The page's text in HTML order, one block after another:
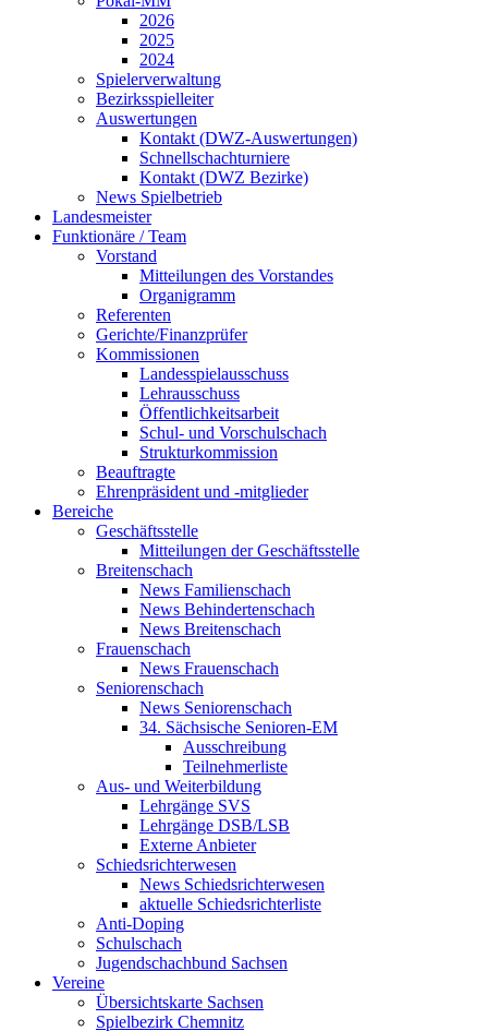
2026
2025
2024
Spielerverwaltung
Bezirksspielleiter
Auswertungen
Kontakt (DWZ-Auswertungen)
Schnellschachturniere
Kontakt (DWZ Bezirke)
News Spielbetrieb
Landesmeister
Funktionäre / Team
Vorstand
Mitteilungen des Vorstandes
Organigramm
Referenten
Gerichte/Finanzprüfer
Kommissionen
Landesspielausschuss
Lehrausschuss
Öffentlichkeitsarbeit
Schul- und Vorschulschach
Strukturkommission
Beauftragte
Ehrenpräsident und -mitglieder
Bereiche
Geschäftsstelle
Mitteilungen der Geschäftsstelle
Breitenschach
News Familienschach
News Behindertenschach
News Breitenschach
Frauenschach
News Frauenschach
Seniorenschach
News Seniorenschach
34. Sächsische Senioren-EM
Ausschreibung
Teilnehmerliste
Aus- und Weiterbildung
Lehrgänge SVS
Lehrgänge DSB/LSB
Externe Anbieter
Schiedsrichterwesen
News Schiedsrichterwesen
aktuelle Schiedsrichterliste
Anti-Doping
Schulschach
Jugendschachbund Sachsen
Vereine
Übersichtskarte Sachsen
Spielbezirk Chemnitz